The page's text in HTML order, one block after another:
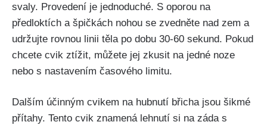
⁤svaly.⁢ Provedení‌ je jednoduché. S oporou na⁣
předloktích a špičkách nohou se zvedněte nad zem a
udržujte rovnou linii‌ těla po dobu ⁤30-60 ​sekund. Pokud
chcete cvik ztížit, můžete ‍jej zkusit na jedné noze
nebo s nastavením časového limitu.
Dalším ⁢účinným cvikem na‌ hubnutí břicha jsou šikmé
přítahy. Tento cvik znamená lehnutí si ⁤na záda​ s